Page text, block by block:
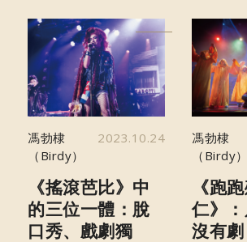
馮勃棣
（Birdy）
2023.10.24
《搖滾芭比》中
的三位一體：脫
口秀、戲劇獨
馮勃棣
（Birdy）
《跑
仁》：
沒有